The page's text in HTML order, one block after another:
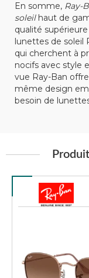
En somme, Ray-
soleilhaut de
qualité
lunettes de soleil
qui cherchent à
nocifs avec style
vue Ray-Ban
même design
besoin de